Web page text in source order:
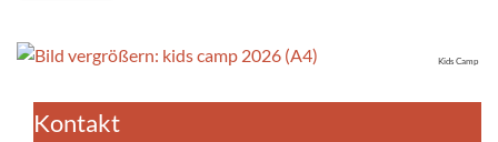
Kids Camp
Kontakt